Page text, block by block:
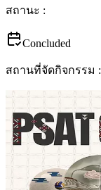
สถานะ :
Concluded
สถานที่จัดกิจกรรม :